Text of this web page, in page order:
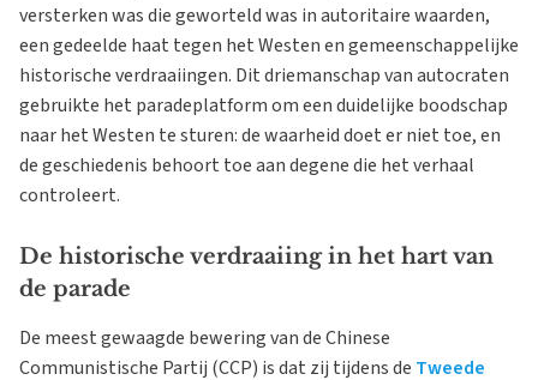
versterken was die geworteld was in autoritaire waarden,
een gedeelde haat tegen het Westen en gemeenschappelijke
historische verdraaiingen. Dit driemanschap van autocraten
gebruikte het paradeplatform om een duidelijke boodschap
naar het Westen te sturen: de waarheid doet er niet toe, en
de geschiedenis behoort toe aan degene die het verhaal
controleert.
De historische verdraaiing in het hart van
de parade
De meest gewaagde bewering van de Chinese
Communistische Partij (CCP) is dat zij tijdens de Tweede